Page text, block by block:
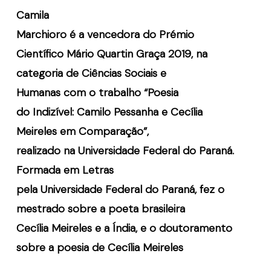
Camila
Marchioro é a vencedora do Prémio
Científico Mário Quartin Graça 2019, na
categoria de Ciências Sociais e
Humanas com o trabalho “Poesia
do Indizível: Camilo Pessanha e Cecília
Meireles em Comparação”,
realizado na Universidade Federal do Paraná.
Formada em Letras
pela Universidade Federal do Paraná, fez o
mestrado sobre a poeta brasileira
Cecília Meireles e a Índia, e o doutoramento
sobre a poesia de Cecília Meireles